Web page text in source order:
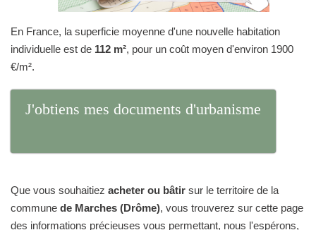
En France, la superficie moyenne d'une nouvelle habitation
individuelle est de 112 m², pour un coût moyen d'environ 1900
€/m².
J'obtiens mes documents d'urbanisme
Que vous souhaitiez acheter ou bâtir sur le territoire de la
commune de Marches (Drôme), vous trouverez sur cette page
des informations précieuses vous permettant, nous l'espérons,